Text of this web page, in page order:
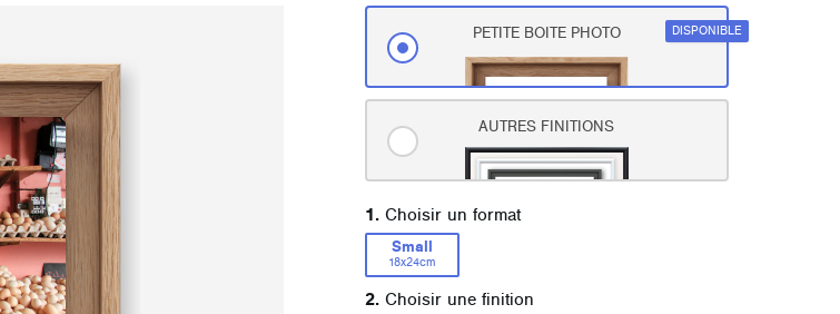
PETITE BOITE PHOTO DISPONIBLE
AUTRES FINITIONS
1. Choisir un format
Small
18x24cm
2. Choisir une finition